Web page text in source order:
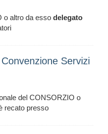
o altro da esso delegato
Servizi
del CONSORZIO o
recato presso